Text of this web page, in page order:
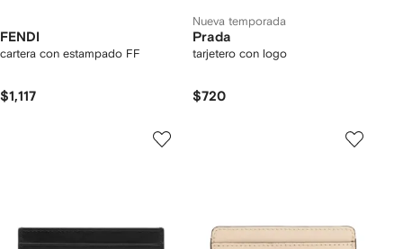
FENDI
cartera con estampado FF
$1,117
Nueva temporada
Prada
tarjetero con logo
$720